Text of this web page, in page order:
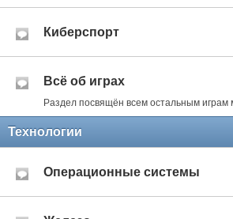
Киберспорт
Всё об играх
Раздел посвящён всем остальным играм
Технологии
Операционные системы